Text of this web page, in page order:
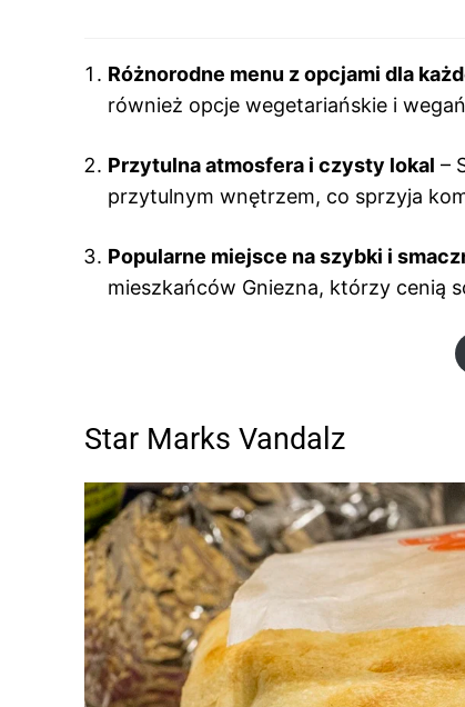
Różnorodne menu z opcjami dla
również opcje wegetariańskie i
Przytulna atmosfera i czysty lokal –
przytulnym wnętrzem, co sprzyja
Popularne miejsce na szybki i
mieszkańców Gniezna, którzy cenią
Star Marks Vandalz